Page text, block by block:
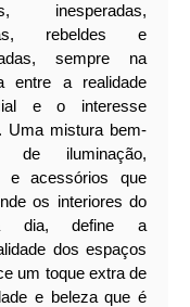
inesperadas,
rebeldes e
sempre na
entre a realidade
e o interesse
Uma mistura bem-
de iluminação,
e acessórios que
os interiores do
dia, define a
dos espaços
um toque extra de
e beleza que é